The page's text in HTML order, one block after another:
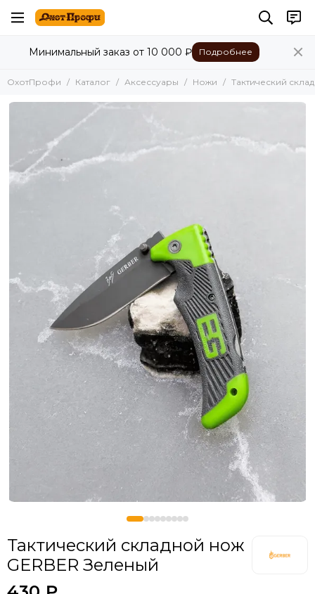
Аксессуары
Все товары
Маскировочная лента
Коврики
Фонарики
Лопатки
Рыболовные ножницы
Минимальный заказ от 10 000 ₽ Подробнее
ОхотПрофи Каталог Аксессуары Ножи Тактический
Тактический складной нож
GERBER Зеленый